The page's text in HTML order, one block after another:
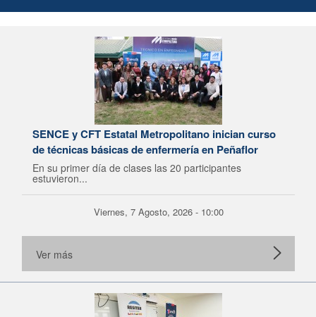
SENCE y CFT Estatal Metropolitano inician curso
de técnicas básicas de enfermería en Peñaflor
En su primer día de clases las 20 participantes
estuvieron...
Viernes, 7 Agosto, 2026 - 10:00
Ver más